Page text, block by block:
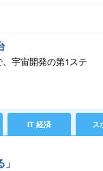
宇宙開発の第1ステ
IT 経済 ス